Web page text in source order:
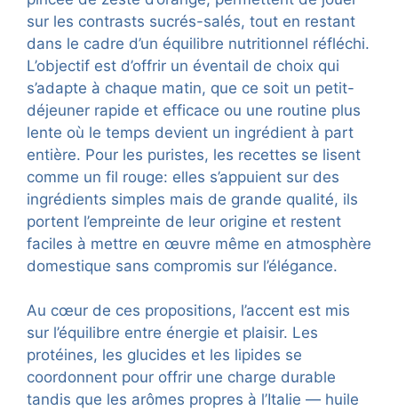
sur les contrasts sucrés-salés, tout en restant
dans le cadre d’un équilibre nutritionnel réfléchi.
L’objectif est d’offrir un éventail de choix qui
s’adapte à chaque matin, que ce soit un petit-
déjeuner rapide et efficace ou une routine plus
lente où le temps devient un ingrédient à part
entière. Pour les puristes, les recettes se lisent
comme un fil rouge: elles s’appuient sur des
ingrédients simples mais de grande qualité, ils
portent l’empreinte de leur origine et restent
faciles à mettre en œuvre même en atmosphère
domestique sans compromis sur l’élégance.
Au cœur de ces propositions, l’accent est mis
sur l’équilibre entre énergie et plaisir. Les
protéines, les glucides et les lipides se
coordonnent pour offrir une charge durable
tandis que les arômes propres à l’Italie — huile